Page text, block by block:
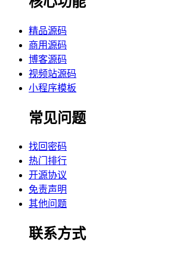
精品源码
商用源码
博客源码
视频站源码
小程序模板
常见问题
找回密码
热门排行
开源协议
免责声明
其他问题
联系方式